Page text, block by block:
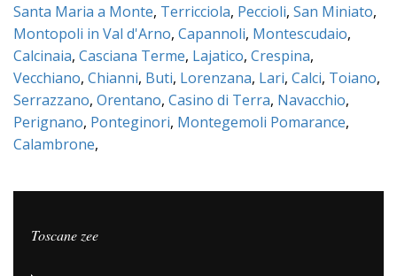
Santa Maria a Monte, Terricciola, Peccioli, San Miniato,
Montopoli in Val d'Arno, Capannoli, Montescudaio,
Calcinaia, Casciana Terme, Lajatico, Crespina,
Vecchiano, Chianni, Buti, Lorenzana, Lari, Calci, Toiano,
Serrazzano, Orentano, Casino di Terra, Navacchio,
Perignano, Ponteginori, Montegemoli Pomarance,
Calambrone,
Toscane zee